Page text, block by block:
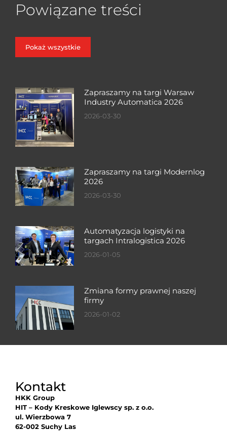
Powiązane treści
Pokaż wszystkie
Zapraszamy na targi Warsaw
Industry Automatica 2026
2026-03-30
Zapraszamy na targi Modernlog
2026
2026-03-30
Automatyzacja logistyki na
targach Intralogistica 2026
2026-01-05
Zmiana formy prawnej naszej
firmy
2026-01-02
Kontakt
HKK Group
HIT – Kody Kreskowe Iglewscy sp. z o.o.
ul. Wierzbowa 7
62-002 Suchy Las